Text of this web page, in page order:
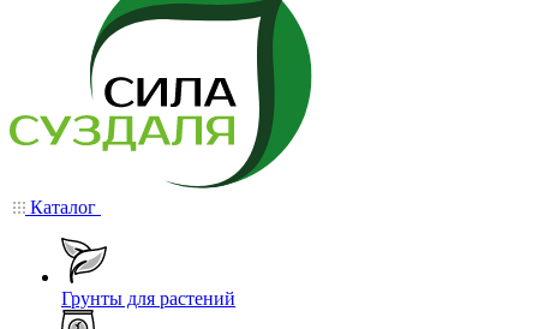
Каталог
Грунты для растений